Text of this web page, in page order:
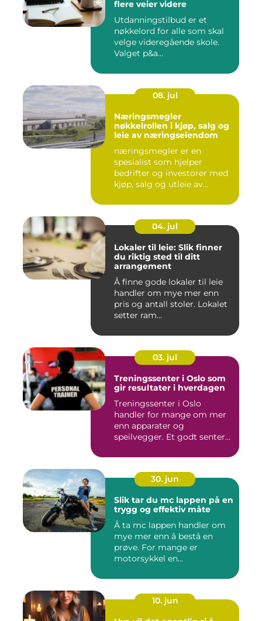
flere veier videre
Utdanningstilbud er et
nøkkelord for alle som skal
velge videregående skole.
Valget p&a...
08. jul
Næringsmegler
nøkkelrollen i kjøp, salg og
leie av næringseiendom
næringsmegler er en
spesialist som hjelper
bedrifter og investorer med
kjøp, salg og utleie av
04. jul
Lokaler til leie: Slik finner
du riktig sted til ditt
arrangement
Å finne gode lokaler til leie
handler om mye mer enn
pris og antall stoler. Lokalet
setter ram...
03. jul
Treningssenter i Oslo som
gir resultater i hverdagen
Treningssenter i Oslo
handler for mange om mer
enn apparater og
speilvegger. Et godt senter
30. jun
Slik tar du mc lappen på en
trygg og effektiv måte
Å ta mc lappen handler om
mye mer enn å bestå en
prøve. For mange er
motorsykkel en
10. jun